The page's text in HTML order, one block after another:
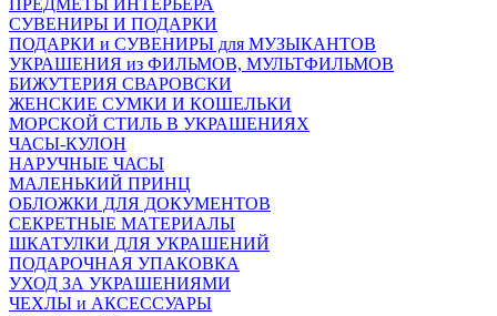
СУВЕНИРЫ И ПОДАРКИ
ПОДАРКИ и СУВЕНИРЫ для МУЗЫКАНТОВ
УКРАШЕНИЯ из ФИЛЬМОВ, МУЛЬТФИЛЬМОВ
БИЖУТЕРИЯ СВАРОВСКИ
ЖЕНСКИЕ СУМКИ И КОШЕЛЬКИ
МОРСКОЙ СТИЛЬ В УКРАШЕНИЯХ
ЧАСЫ-КУЛОН
НАРУЧНЫЕ ЧАСЫ
МАЛЕНЬКИЙ ПРИНЦ
ОБЛОЖКИ ДЛЯ ДОКУМЕНТОВ
СЕКРЕТНЫЕ МАТЕРИАЛЫ
ШКАТУЛКИ ДЛЯ УКРАШЕНИЙ
ПОДАРОЧНАЯ УПАКОВКА
УХОД ЗА УКРАШЕНИЯМИ
ЧEХЛЫ и АКСЕССУАРЫ